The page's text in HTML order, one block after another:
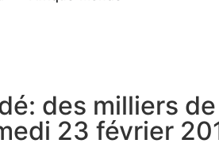
des milliers
23 février